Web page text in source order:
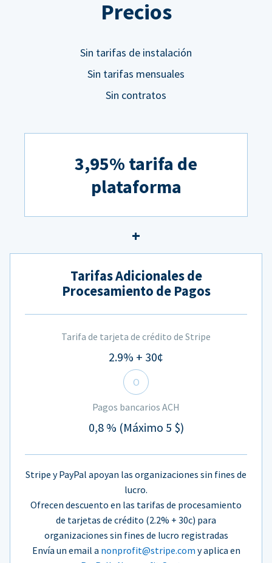
Precios
Sin tarifas de instalación
Sin tarifas mensuales
Sin contratos
3,95% tarifa de
plataforma
Tarifas Adicionales de
Procesamiento de Pagos
Tarifa de tarjeta de crédito de Stripe
2.9% + 30¢
O
Pagos bancarios ACH
0,8 % (Máximo 5 $)
Stripe y PayPal apoyan las organizaciones sin fines de
lucro.
Ofrecen descuento en las tarifas de procesamiento
de tarjetas de crédito (2.2% + 30c) para
organizaciones sin fines de lucro registradas
Envía un email a nonprofit@stripe.com y aplica en